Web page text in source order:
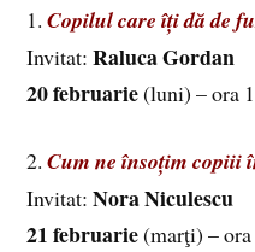
1.Copilul care îți dă de
Invitat:Raluca Gordan
20 februarie(luni) – ora
2.Cum ne însoțim copiii
Invitat:Nora Niculescu
21 februarie(marţi) –